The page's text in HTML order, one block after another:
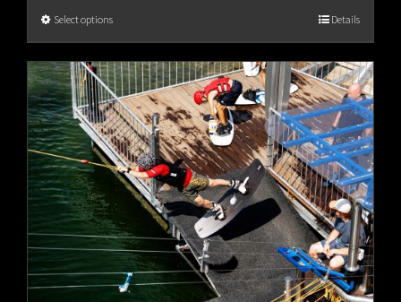
€80.00
Select options Details